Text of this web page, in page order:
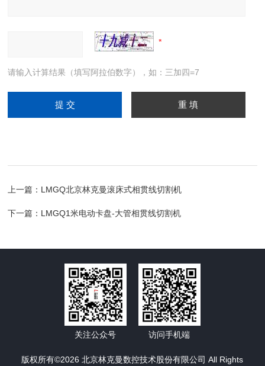
请输入计算结果（填写阿拉伯数字），如：三加四=7
上一篇： LMGQ北京林克曼滚床式相贯线切割机
下一篇： LMGQ1米电动卡盘-大管相贯线切割机
版权所有©2026 北京林克曼数控技术股份有限公司 All Rights
关注公众号 访问手机端